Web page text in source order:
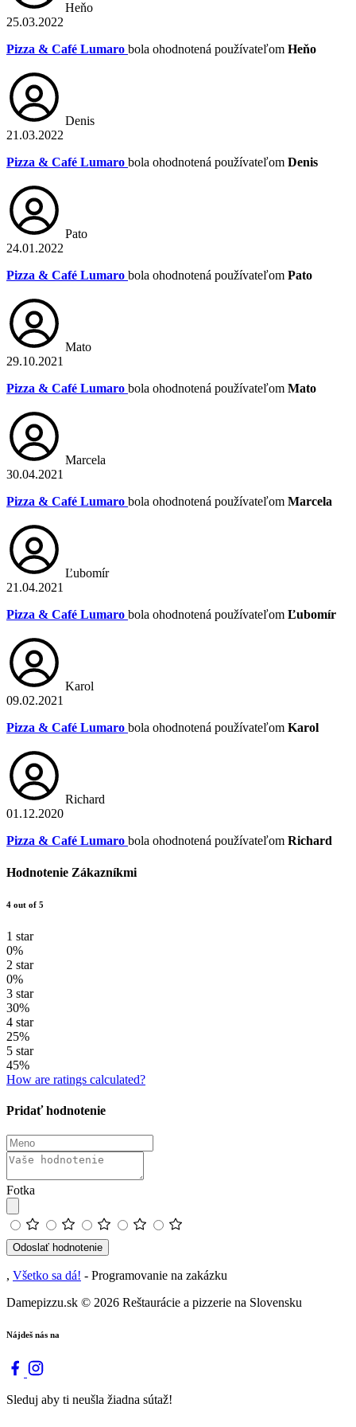
Heňo
25.03.2022
Pizza & Café Lumaro bola ohodnotená používateľom Heňo
Denis
21.03.2022
Pizza & Café Lumaro bola ohodnotená používateľom Denis
Pato
24.01.2022
Pizza & Café Lumaro bola ohodnotená používateľom Pato
Mato
29.10.2021
Pizza & Café Lumaro bola ohodnotená používateľom Mato
Marcela
30.04.2021
Pizza & Café Lumaro bola ohodnotená používateľom Marcela
Ľubomír
21.04.2021
Pizza & Café Lumaro bola ohodnotená používateľom Ľubomír
Karol
09.02.2021
Pizza & Café Lumaro bola ohodnotená používateľom Karol
Richard
01.12.2020
Pizza & Café Lumaro bola ohodnotená používateľom Richard
Hodnotenie Zákazníkmi
4 out of 5
1 star
0%
2 star
0%
3 star
30%
4 star
25%
5 star
45%
How are ratings calculated?
Pridať hodnotenie
Fotka
Odoslať hodnotenie
, Všetko sa dá! - Programovanie na zakázku
Damepizzu.sk © 2026 Reštaurácie a pizzerie na Slovensku
Nájdeš nás na
Sleduj aby ti neušla žiadna sútaž!